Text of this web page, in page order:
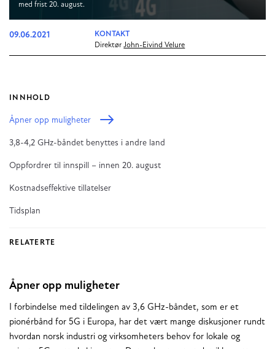
med frist 20. august.
09.06.2021
KONTAKT
Direktør John-Eivind Velure
INNHOLD
Åpner opp muligheter
3,8-4,2 GHz-båndet benyttes i andre land
Oppfordrer til innspill – innen 20. august
Kostnadseffektive tillatelser
Tidsplan
RELATERTE
Åpner opp muligheter
I forbindelse med tildelingen av 3,6 GHz-båndet, som er et
pionérbånd for 5G i Europa, har det vært mange diskusjoner rundt
hvordan norsk industri og virksomheters behov for lokale og